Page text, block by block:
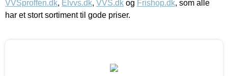
VVSproffen.dk, Elvvs.dk, VVS.dk og Frishop.dk, som alle
har et stort sortiment til gode priser.